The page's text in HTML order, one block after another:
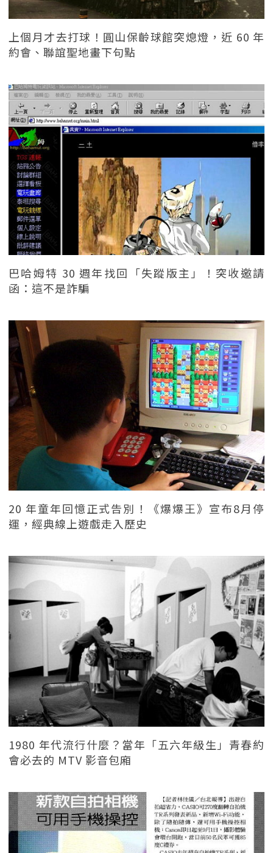
上個月才去打球！圓山保齡球館突熄燈，近 60 年
約會、聯誼聖地畫下句點
巴哈姆特 30 週年找回「失蹤版主」！突收邀請
函：這不是詐騙
20 年童年回憶正式告別！《爆爆王》宣布8月停
運，經典線上遊戲走入歷史
1980 年代流行什麼？當年「五六年級生」青春約
會必去的 MTV 影音包廂